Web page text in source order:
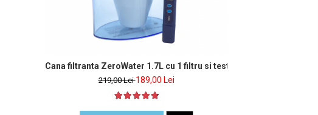
Cana filtranta ZeroWater 1.7L cu 1 filtru si tester de apa inclus
219,00 Lei189,00 Lei